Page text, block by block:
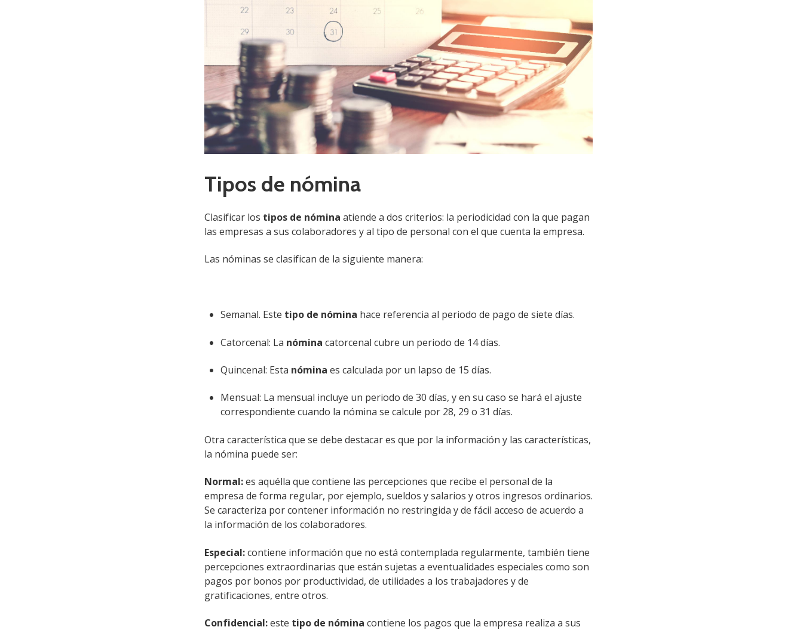
SEMINARIO EN INTELIGENCIA ARTIFICIAL PARA LA AUDITORÍA MODERNA
Fecha de Inicio: 30 de sept 2026, 09:00 a. m. (Hora CDMX)
IMSS: NDPC: AUDITORIA 10
Ver detalles Comprar $3,965
DIPLOMADO INTEGRAL EN GESTIÓN DE COSTOS
Fecha de Inicio: 14 de oct 2026, 09:00 a. m. (Hora CDMX)
IMSS: NDPC: COSTOS 32
SEMINARIO PRÁCTICO DE MICROSOFT COPILOT + EXCEL PARA CONTADORES
Y FISCALISTAS
Fecha de Inicio:
4
Tipos de nómina
Clasificar los tipos de nómina atiende a dos criterios: la periodicidad con la que pagan
las empresas a sus colaboradores y al tipo de personal con el que cuenta la empresa.
Las nóminas se clasifican de la siguiente manera:
Semanal. Este tipo de nómina hace referencia al periodo de pago de siete días.
Catorcenal: La nómina catorcenal cubre un periodo de 14 días.
Quincenal: Esta nómina es calculada por un lapso de 15 días.
Mensual: La mensual incluye un periodo de 30 días, y en su caso se hará el ajuste
correspondiente cuando la nómina se calcule por 28, 29 o 31 días.
Otra característica que se debe destacar es que por la información y las características,
la nómina puede ser:
Normal:es aquélla que contiene las percepciones que recibe el personal de la
empresa de forma regular, por ejemplo, sueldos y salarios y otros ingresos ordinarios.
Se caracteriza por contener información no restringida y de fácil acceso de acuerdo a
la información de los colaboradores.
Especial:contiene información que no está contemplada regularmente, también tiene
percepciones extraordinarias que están sujetas a eventualidades especiales como son
pagos por bonos por productividad, de utilidades a los trabajadores y de
gratificaciones, entre otros.
Confidencial:este tipo de nómina contiene los pagos que la empresa realiza a sus